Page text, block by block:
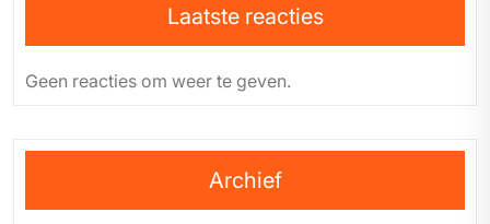
Laatste reacties
Geen reacties om weer te geven.
Archief